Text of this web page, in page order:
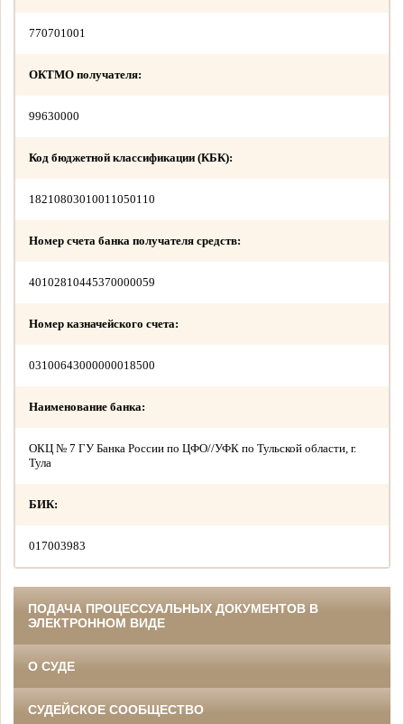
770701001
ОКТМО получателя:
99630000
Код бюджетной классификации (КБК):
18210803010011050110
Номер счета банка получателя средств:
40102810445370000059
Номер казначейского счета:
03100643000000018500
Наименование банка:
ОКЦ № 7 ГУ Банка России по ЦФО//УФК по Тульской области, г.
Тула
БИК:
017003983
ПОДАЧА ПРОЦЕССУАЛЬНЫХ ДОКУМЕНТОВ В
ЭЛЕКТРОННОМ ВИДЕ
О СУДЕ
СУДЕЙСКОЕ СООБЩЕСТВО